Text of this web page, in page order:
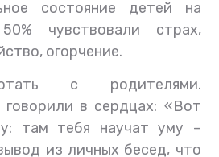
состояние детей на
чувствовали страх,
огорчение.
с родителями.
в сердцах: «Вот
там тебя научат уму –
из личных бесед, что